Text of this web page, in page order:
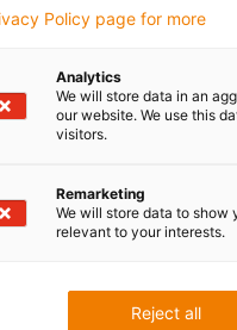
phone
911 928 534*
email
Críticas e elogios
Policy page for more
Analytics
We will store data in an
our website. We use this
visitors.
Remarketing
We will store data to show
relevant to your interests.
Reject all